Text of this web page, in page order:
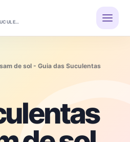
SAIBA TUDO SOBRE PLANTAS SUCULENTAS
de sol - Guia das Suculentas